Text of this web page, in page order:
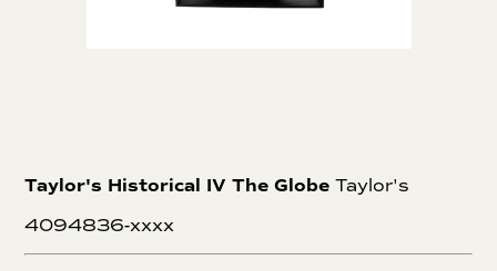
Taylor's Historical IV The Globe Taylor's
4094836-xxxx